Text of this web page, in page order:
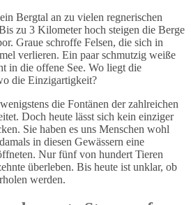
Bergtal an zu vielen regnerischen
zu 3 Kilometer hoch steigen die Berge
Graue schroffe Felsen, die sich in
verlieren. Ein paar schmutzig weiße
in die offene See. Wo liegt die
die Einzigartigkeit?
die Fontänen der zahlreichen
Doch heute lässt sich kein einziger
Sie haben es uns Menschen wohl
in diesen Gewässern eine
Nur fünf von hundert Tieren
überleben. Bis heute ist unklar, ob
werden.